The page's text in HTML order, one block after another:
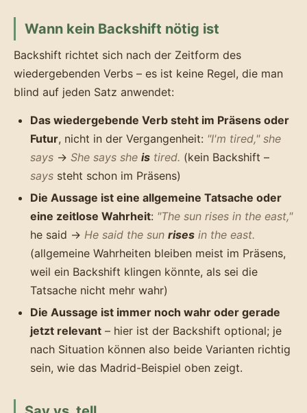
Wann kein Backshift nötig ist
Backshift richtet sich nach der Zeitform des
wiedergebenden Verbs – es ist keine Regel, die man
blind auf jeden Satz anwendet:
Das wiedergebende Verb steht im Präsens oder
Futur, nicht in der Vergangenheit: "I'm tired," she
says → She says she is tired. (kein Backshift –
says steht schon im Präsens)
Die Aussage ist eine allgemeine Tatsache oder
eine zeitlose Wahrheit: "The sun rises in the east,"
he said → He said the sun rises in the east.
(allgemeine Wahrheiten bleiben meist im Präsens,
weil ein Backshift klingen könnte, als sei die
Tatsache nicht mehr wahr)
Die Aussage ist immer noch wahr oder gerade
jetzt relevant – hier ist der Backshift optional; je
nach Situation können also beide Varianten richtig
sein, wie das Madrid-Beispiel oben zeigt.